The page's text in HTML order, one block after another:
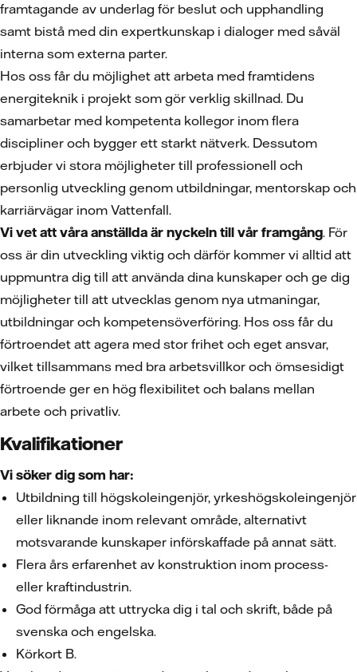
framtagande av underlag för beslut och upphandling
samt bistå med din expertkunskap i dialoger med såväl
interna som externa parter.
Hos oss får du möjlighet att arbeta med framtidens
energiteknik i projekt som gör verklig skillnad. Du
samarbetar med kompetenta kollegor inom flera
discipliner och bygger ett starkt nätverk. Dessutom
erbjuder vi stora möjligheter till professionell och
personlig utveckling genom utbildningar, mentorskap och
karriärvägar inom Vattenfall.
Vi vet att våra anställda är nyckeln till vår framgång. För
oss är din utveckling viktig och därför kommer vi alltid att
uppmuntra dig till att använda dina kunskaper och ge dig
möjligheter till att utvecklas genom nya utmaningar,
utbildningar och kompetensöverföring. Hos oss får du
förtroendet att agera med stor frihet och eget ansvar,
vilket tillsammans med bra arbetsvillkor och ömsesidigt
förtroende ger en hög flexibilitet och balans mellan
arbete och privatliv.
Kvalifikationer
Vi söker dig som har:
Utbildning till högskoleingenjör, yrkeshögskoleingenjör
eller liknande inom relevant område, alternativt
motsvarande kunskaper införskaffade på annat sätt.
Flera års erfarenhet av konstruktion inom process-
eller kraftindustrin.
God förmåga att uttrycka dig i tal och skrift, både på
svenska och engelska.
Körkort B.